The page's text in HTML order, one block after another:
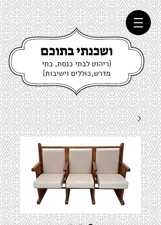
ושכנתי בתוכם
{ריהוט לבתי כנסת, בתי
מדרש,כוללים וישיבות}